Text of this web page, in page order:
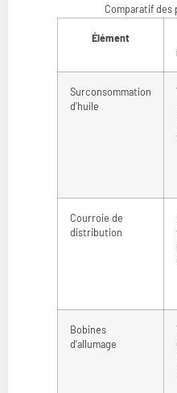
Comparatif des
Élément
Surconsommation
d’huile
Courroie de
distribution
Bobines
d’allumage